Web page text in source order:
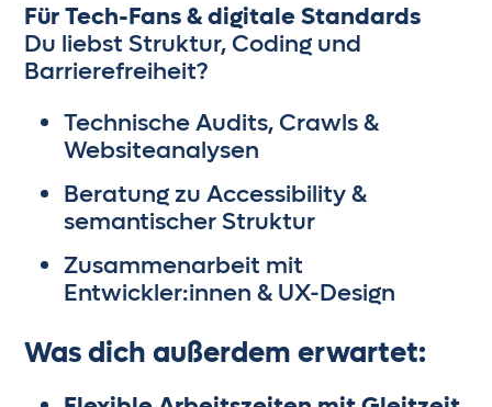
Für Tech-Fans & digitale Standards
Du liebst Struktur, Coding und
Barrierefreiheit?
Technische Audits, Crawls &
Websiteanalysen
Beratung zu Accessibility &
semantischer Struktur
Zusammenarbeit mit
Entwickler:innen & UX-Design
Was dich außerdem erwartet: